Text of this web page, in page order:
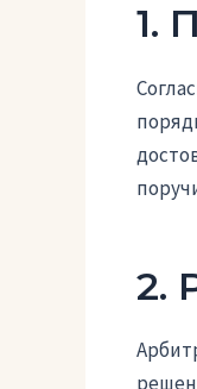
1.
2.